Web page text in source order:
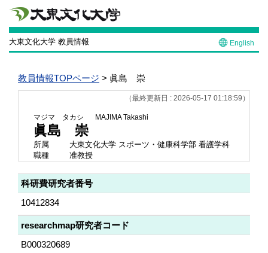
大東文化大学 教員情報 English
教員情報TOPページ > 眞島 崇
（最終更新日 : 2026-05-17 01:18:59）
マジマ タカシ MAJIMA Takashi
眞島 崇
所属
大東文化大学 スポーツ・健康科学部 看護学科
職種
准教授
科研費研究者番号
10412834
researchmap研究者コード
B000320689